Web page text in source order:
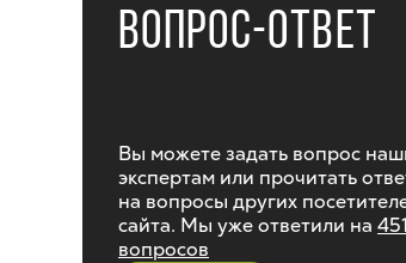
ВОПРОС-ОТВЕТ
Вы можете задать вопрос
экспертам или прочитать
на вопросы других
сайта. Мы уже ответили на
вопросов